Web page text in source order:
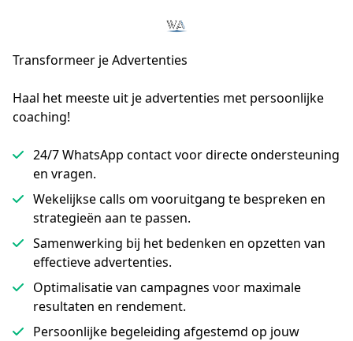
Transformeer je Advertenties
Haal het meeste uit je advertenties met persoonlijke
coaching!
24/7 WhatsApp contact voor directe ondersteuning
en vragen.
Wekelijkse calls om vooruitgang te bespreken en
strategieën aan te passen.
Samenwerking bij het bedenken en opzetten van
effectieve advertenties.
Optimalisatie van campagnes voor maximale
resultaten en rendement.
Persoonlijke begeleiding afgestemd op jouw